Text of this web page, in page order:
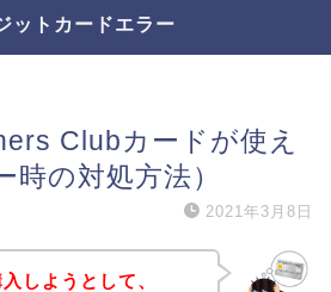
ットカードエラー
Clubカードが使え
時の対処方法）
2021年3月8日
しようとして、